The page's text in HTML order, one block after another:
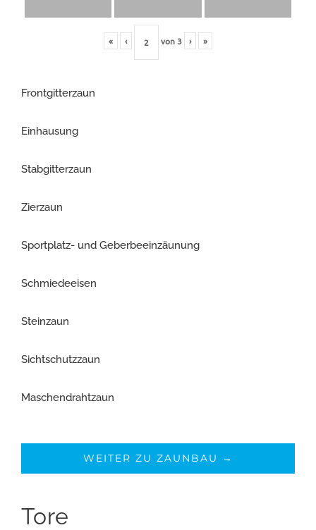
« ‹ von3 › »
Frontgitterzaun
Einhausung
Stabgitterzaun
Zierzaun
Sportplatz- und Geberbeeinzäunung
Schmiedeeisen
Steinzaun
Sichtschutzzaun
Maschendrahtzaun
WEITER ZU ZAUNBAU →
Tore